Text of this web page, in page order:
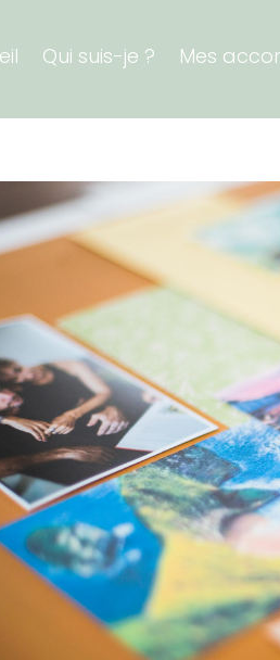
Qui suis-je ? Mes